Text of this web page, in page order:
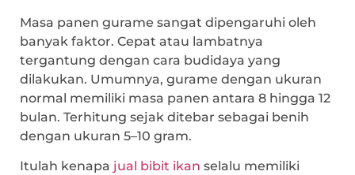
Masa panen gurame sangat dipengaruhi oleh
banyak faktor. Cepat atau lambatnya
tergantung dengan cara budidaya yang
dilakukan. Umumnya, gurame dengan ukuran
normal memiliki masa panen antara 8 hingga 12
bulan. Terhitung sejak ditebar sebagai benih
dengan ukuran 5–10 gram.
Itulah kenapa jual bibit ikan selalu memiliki